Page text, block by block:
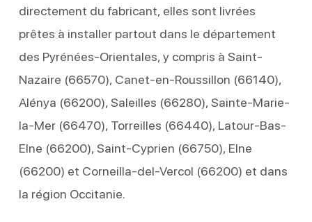
directement du fabricant, elles sont livrées
prêtes à installer partout dans le département
des Pyrénées-Orientales, y compris à Saint-
Nazaire (66570), Canet-en-Roussillon (66140),
Alénya (66200), Saleilles (66280), Sainte-Marie-
la-Mer (66470), Torreilles (66440), Latour-Bas-
Elne (66200), Saint-Cyprien (66750), Elne
(66200) et Corneilla-del-Vercol (66200) et dans
la région Occitanie.